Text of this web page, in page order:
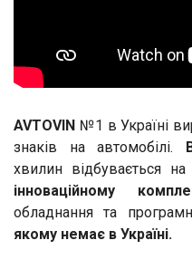
AVTOVIN №1 в Україні
знаків на автомобілі.
хвилин відбувається
інноваційному
обладнання та
якому немає в Україні.